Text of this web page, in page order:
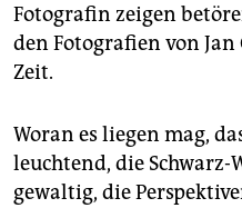
Fotografin zeigen
den Fotografien von
Zeit.
Woran es liegen mag,
leuchtend, die Schwarz-
gewaltig, die